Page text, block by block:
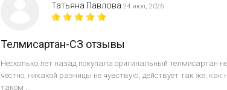
Татьяна Павлова24 июл, 2026
Телмисартан-СЗ отзывы
Несколько лет назад покупала оригинальный телмисартан
честно, никакой разницы не чувствую, действует так же,
таком ...